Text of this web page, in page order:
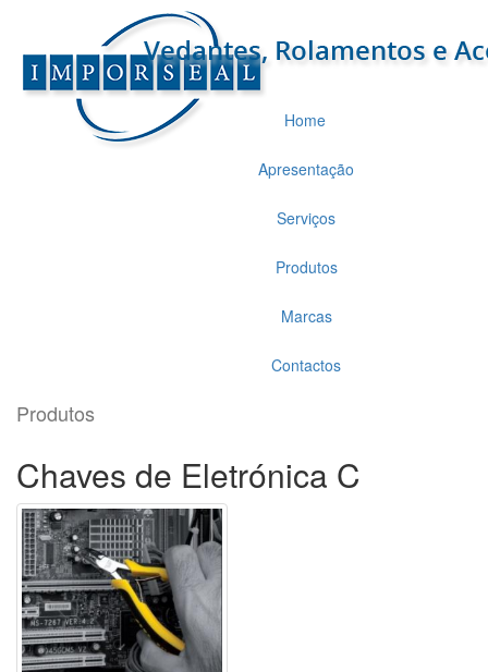
Home
Apresentação
Serviços
Produtos
Marcas
Contactos
Produtos
Chaves de Eletrónica C